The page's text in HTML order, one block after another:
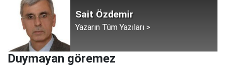
Sait Özdemir
Yazarın Tüm Yazıları >
Duymayan göremez